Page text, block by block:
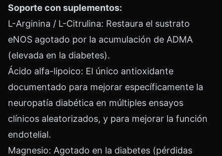
Soporte con suplementos:
L-Arginina / L-Citrulina: Restaura el sustrato
eNOS agotado por la acumulación de ADMA
(elevada en la diabetes).
Ácido alfa-lipoico: El único antioxidante
documentado para mejorar específicamente la
neuropatía diabética en múltiples ensayos
clínicos aleatorizados, y para mejorar la función
endotelial.
Magnesio: Agotado en la diabetes (pérdidas